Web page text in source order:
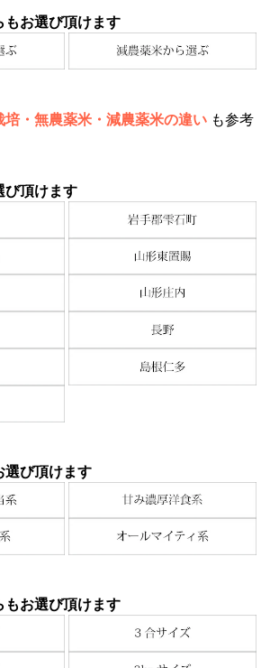
もお選び頂けます
培・無農薬米・減農薬米の違い も参考
び頂けます
選び頂けます
もお選び頂けます